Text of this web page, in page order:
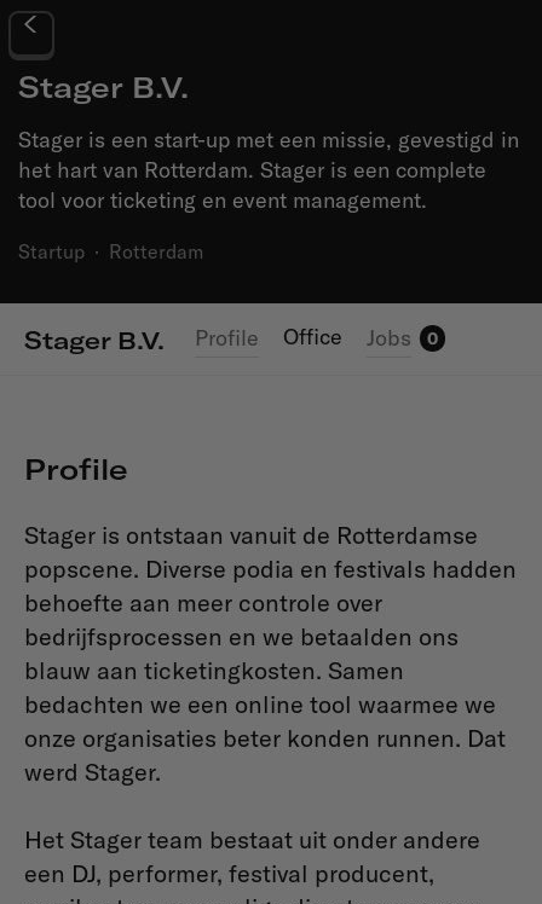
Stager B.V.
Stager is een start-up met een missie, gevestigd in
het hart van Rotterdam. Stager is een complete
tool voor ticketing en event management.
Startup · Rotterdam
Stager B.V. Profile Office Jobs 0
Profile
Stager is ontstaan vanuit de Rotterdamse
popscene. Diverse podia en festivals hadden
behoefte aan meer controle over
bedrijfsprocessen en we betaalden ons
blauw aan ticketingkosten. Samen
bedachten we een online tool waarmee we
onze organisaties beter konden runnen. Dat
werd Stager.
Het Stager team bestaat uit onder andere
een DJ, performer, festival producent,